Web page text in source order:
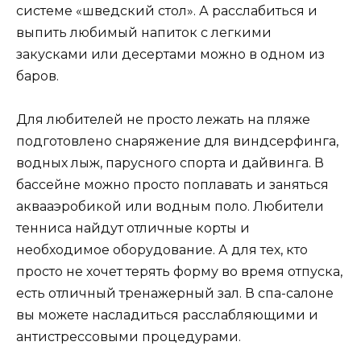
системе «шведский стол». А расслабиться и
выпить любимый напиток с легкими
закусками или десертами можно в одном из
баров.
Для любителей не просто лежать на пляже
подготовлено снаряжение для виндсерфинга,
водных лыж, парусного спорта и дайвинга. В
бассейне можно просто поплавать и заняться
аквааэробикой или водным поло. Любители
тенниса найдут отличные корты и
необходимое оборудование. А для тех, кто
просто не хочет терять форму во время отпуска,
есть отличный тренажерный зал. В спа-салоне
вы можете насладиться расслабляющими и
антистрессовыми процедурами.